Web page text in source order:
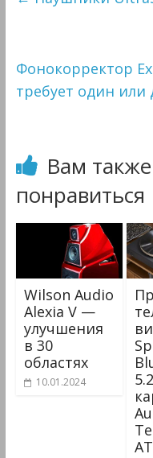
Фонокорректор
требует один или
Вам
понравиться
Wilson Audio
Alexia V —
улучшения
в 30
областях
10.01.2024